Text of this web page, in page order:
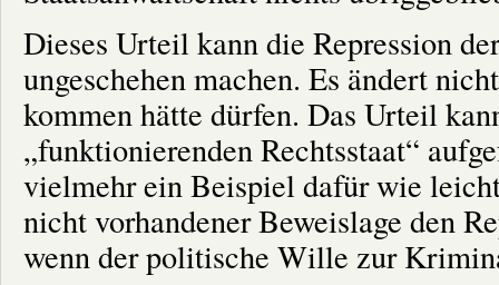
Dieses Urteil kann die Repression
ungeschehen machen. Es ändert
kommen hätte dürfen. Das Urteil
„funktionierenden Rechtsstaat“
vielmehr ein Beispiel dafür wie
nicht vorhandener Beweislage den
wenn der politische Wille zur